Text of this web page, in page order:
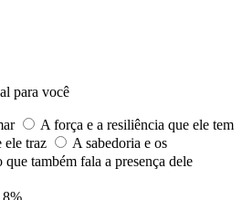
para você
A força e a resiliência que ele tem
ele traz
A sabedoria e os
que também fala a presença dele